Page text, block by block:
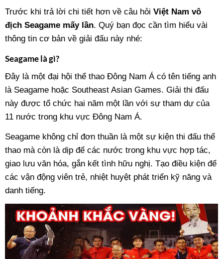
Trước khi trả lời chi tiết hơn về câu hỏi Việt Nam vô
địch Seagame mấy lần. Quý bạn đọc cần tìm hiểu vài
thông tin cơ bản về giải đấu này nhé:
Seagame là gì?
Đây là một đại hội thể thao Đông Nam Á có tên tiếng anh
là Seagame hoặc Southeast Asian Games. Giải thi đấu
này được tổ chức hai năm một lần với sự tham dự của
11 nước trong khu vực Đông Nam Á.
Seagame không chỉ đơn thuần là một sự kiện thi đấu thể
thao mà còn là dịp để các nước trong khu vực hợp tác,
giao lưu văn hóa, gắn kết tình hữu nghị. Tạo điều kiện để
các vận động viên trẻ, nhiệt huyệt phát triển kỹ năng và
danh tiếng.